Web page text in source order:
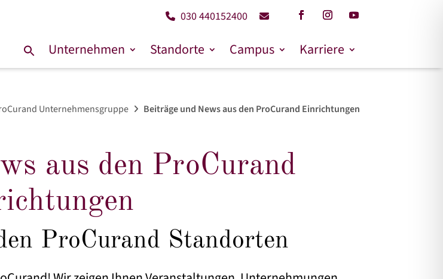
030 440152400
Suche
Unternehmen Standorte Campus Karriere
Unternehmensgruppe Beiträge und News aus den ProCurand Einrichtungen
aus den ProCurand
ProCurand Standorten